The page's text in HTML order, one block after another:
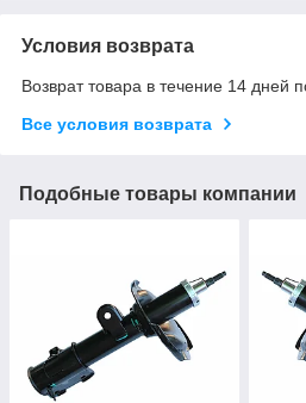
Условия возврата
Возврат товара в течение 14 дней
Все условия возврата
Подобные товары компании